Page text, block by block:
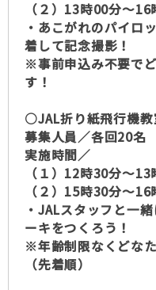
（２）13時00分～
・あこがれのパイロ
着して記念撮影！
※事前申込み不要で
す！
○JAL折り紙飛行機教
募集人員／各回20名
実施時間／
（１）12時30分～
（２）15時30分～
・JALスタッフと一
ーキをつくろう！
※年齢制限なくどな
（先着順）